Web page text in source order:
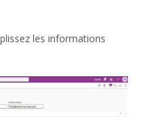
les informations